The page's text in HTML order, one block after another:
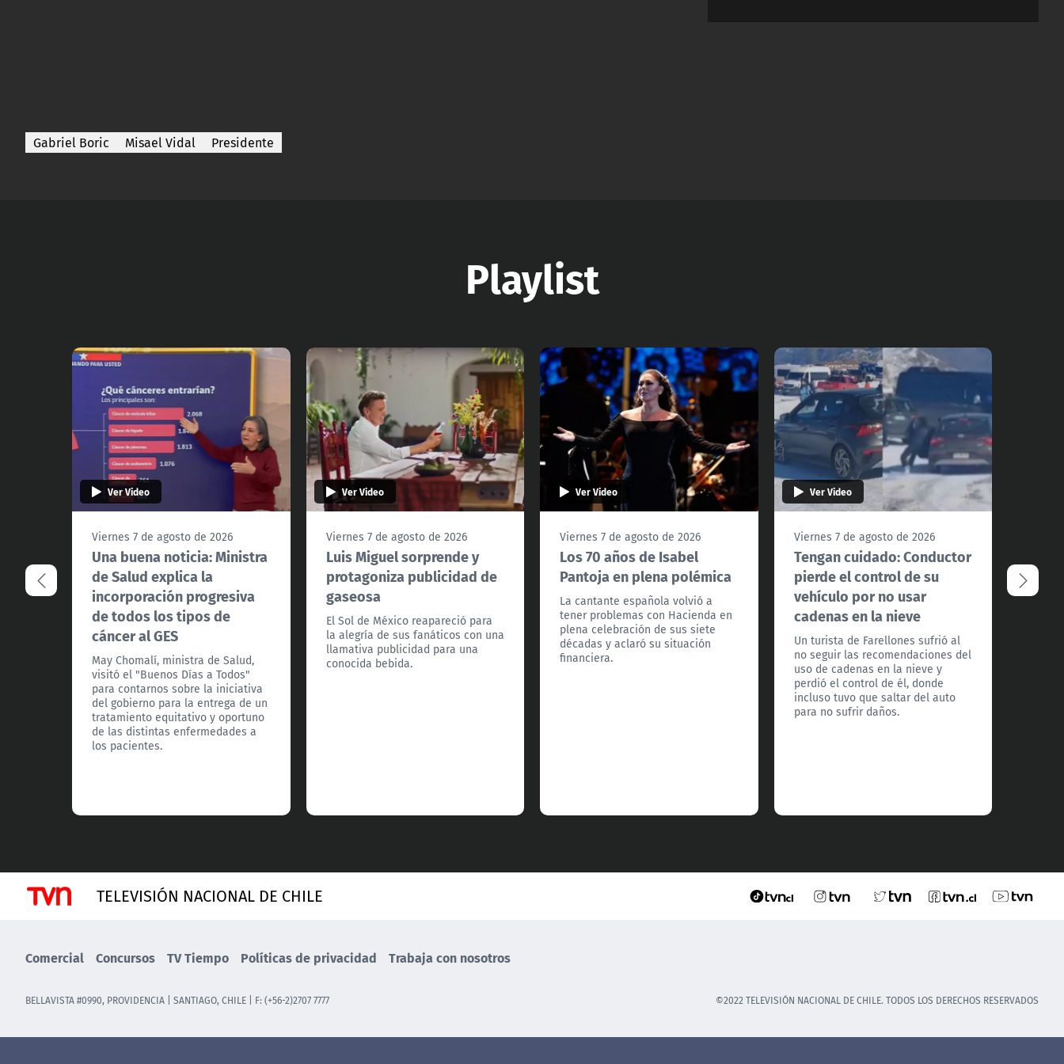
Gabriel Boric Misael Vidal Presidente
Playlist
Ver Video
Viernes 7 de agosto de 2026
Una buena noticia: Ministra
de Salud explica la
incorporación progresiva
de todos los tipos de
cáncer al GES
May Chomalí, ministra de Salud,
visitó el "Buenos Días a Todos"
para contarnos sobre la iniciativa
del gobierno para la entrega de un
tratamiento equitativo y oportuno
de las distintas enfermedades a
los pacientes.
Ver Video
Viernes 7 de agosto de 2026
Luis Miguel sorprende y
protagoniza publicidad de
gaseosa
El Sol de México reapareció para
la alegría de sus fanáticos con una
llamativa publicidad para una
conocida bebida.
Ver Video
Viernes 7 de agosto de 2026
Los 70 años de Isabel
Pantoja en plena polémica
La cantante española volvió a
tener problemas con Hacienda en
plena celebración de sus siete
décadas y aclaró su situación
financiera.
Ver Video
Viernes 7 de agosto de 2026
Tengan cuidado: Conductor
pierde el control de su
vehículo por no usar
cadenas en la nieve
Un turista de Farellones sufrió al
no seguir las recomendaciones del
uso de cadenas en la nieve y
perdió el control de él, donde
incluso tuvo que saltar del auto
para no sufrir daños.
TELEVISIÓN NACIONAL DE CHILE
Comercial Concursos TV Tiempo Políticas de privacidad Trabaja con nosotros
BELLAVISTA #0990, PROVIDENCIA | SANTIAGO, CHILE | F: (+56-2)2707 7777 ©2022 TELEVISIÓN NACIONAL DE CHILE. TODOS LOS DERECHOS RESERVADOS